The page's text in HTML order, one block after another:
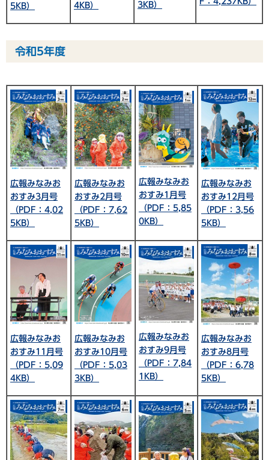
5KB） 4KB） 3KB）
令和5年度
広報みなみお
おすみ3月号
（PDF：4,02
5KB）
広報みなみお
おすみ2月号
（PDF：7,62
5KB）
広報みなみお
おすみ1月号
（PDF：5,85
0KB）
広報みなみお
おすみ12月号
（PDF：3,56
5KB）
広報みなみお
おすみ11月号
（PDF：5,09
4KB）
広報みなみお
おすみ10月号
（PDF：5,03
3KB）
広報みなみお
おすみ9月号
（PDF：7,84
1KB）
広報みなみお
おすみ8月号
（PDF：6,78
5KB）